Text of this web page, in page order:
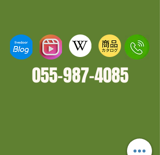
055-987-4085